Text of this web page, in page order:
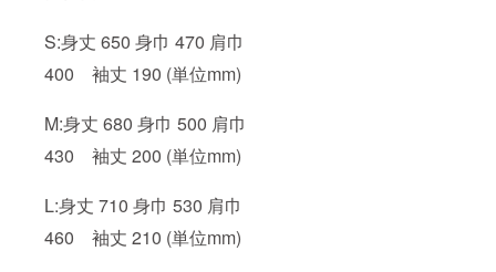
S:身丈 650 身巾 470 肩巾
400 袖丈 190 (単位mm)
M:身丈 680 身巾 500 肩巾
430 袖丈 200 (単位mm)
L:身丈 710 身巾 530 肩巾
460 袖丈 210 (単位mm)